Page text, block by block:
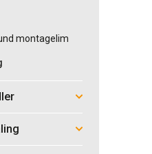
montagelim